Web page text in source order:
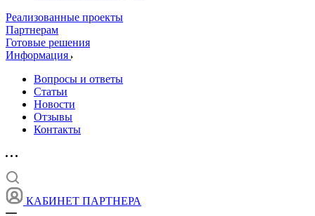
Реализованные проекты
Партнерам
Готовые решения
Информация
Вопросы и ответы
Статьи
Новости
Отзывы
Контакты
КАБИНЕТ ПАРТНЕРА